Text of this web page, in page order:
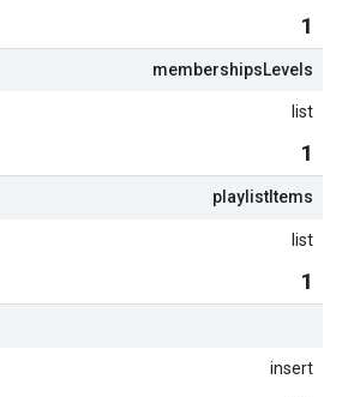
1
membershipsLevels
list
1
playlistItems
list
1
insert